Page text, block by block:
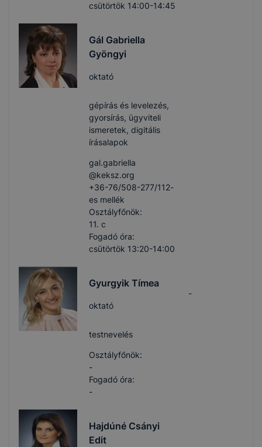
csütörtök 14:00-14:45
Gál Gabriella
Gyöngyi
oktató
gépírás és levelezés,
gyorsírás, ügyviteli
ismeretek, digitális
írásalapok
gal.gabriella​
@keksz.org
+36-76/508-277/112-
es mellék
Osztályfőnök:
11. c
Fogadó óra:
csütörtök 13:20-14:00
Gyurgyik Tímea
oktató
testnevelés
-
Osztályfőnök:
-
Fogadó óra:
-
Hajdúné Csányi
Edit